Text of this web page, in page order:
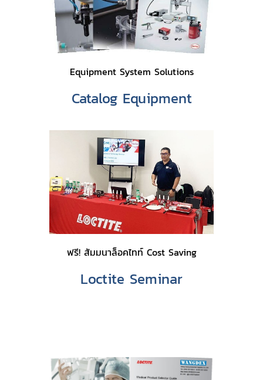
Equipment System Solutions
Catalog Equipment
ฟรี! สัมมนาล็อคไทท์ Cost Saving
Loctite Seminar